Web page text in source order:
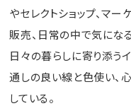
やセレクトショップ、マ
販売、日常の中で気にな
日々の暮らしに寄り添う
通しの良い線と色使い、
している。